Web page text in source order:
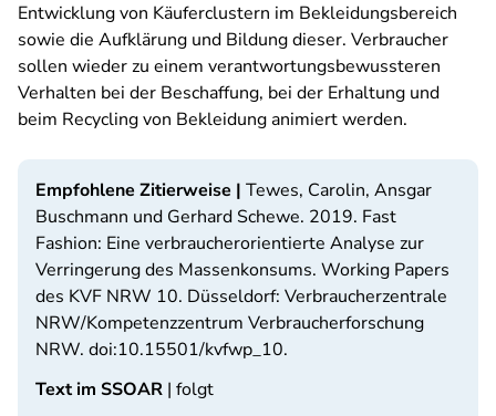
Entwicklung von Käuferclustern im Bekleidungsbereich
sowie die Aufklärung und Bildung dieser. Verbraucher
sollen wieder zu einem verantwortungsbewussteren
Verhalten bei der Beschaffung, bei der Erhaltung und
beim Recycling von Bekleidung animiert werden.
Empfohlene Zitierweise | Tewes, Carolin, Ansgar
Buschmann und Gerhard Schewe. 2019. Fast
Fashion: Eine verbraucherorientierte Analyse zur
Verringerung des Massenkonsums. Working Papers
des KVF NRW 10. Düsseldorf: Verbraucherzentrale
NRW/Kompetenzzentrum Verbraucherforschung
NRW. doi:10.15501/kvfwp_10.
Text im SSOAR | folgt